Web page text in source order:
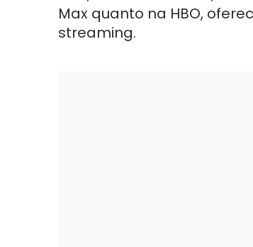
Max quanto na HBO,
streaming.